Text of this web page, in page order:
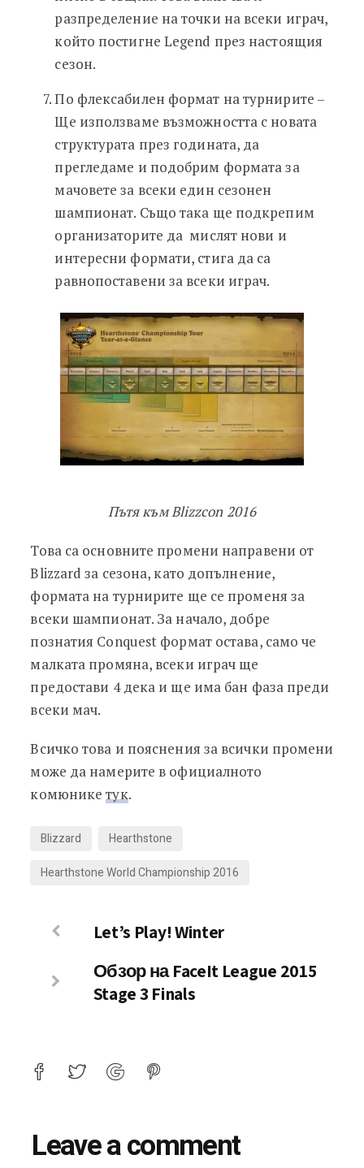
разпределение на точки на всеки играч,
който постигне Legend през настоящия
сезон.
По флексабилен формат на турнирите –
Ще използваме възможността с новата
структурата през годината, да
прегледаме и подобрим формата за
мачовете за всеки един сезонен
шампионат. Също така ще подкрепим
организаторите да мислят нови и
интересни формати, стига да са
равнопоставени за всеки играч.
Пътя към Blizzcon 2016
Това са основните промени направени от
Blizzard за сезона, като допълнение,
формата на турнирите ще се променя за
всеки шампионат. За начало, добре
познатия Conquest формат остава, само че
малката промяна, всеки играч ще
предостави 4 дека и ще има бан фаза преди
всеки мач.
Всичко това и пояснения за всички промени
може да намерите в официалното
комюникетук.
Blizzard
Hearthstone
Hearthstone World Championship 2016
Let’s Play! Winter
Обзор на FaceIt League 2015
Stage 3 Finals
Leave a comment